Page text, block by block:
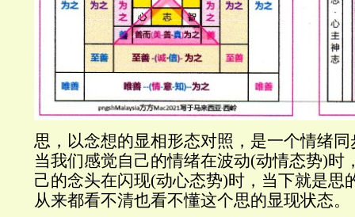
思，以念想的显相形态对照，是一个情绪
当我们感觉自己的情绪在波动(动情态势)时
己的念头在闪现(动心态势)时，当下就是思
从来都看不清也看不懂这个思的显现状态。